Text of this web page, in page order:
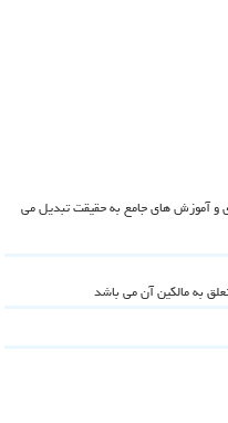
و آموزش های جامع به حقیقت تبدیل می